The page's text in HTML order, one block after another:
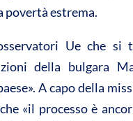
estrema.
Ue che si
della bulgara
A capo della
«il processo è